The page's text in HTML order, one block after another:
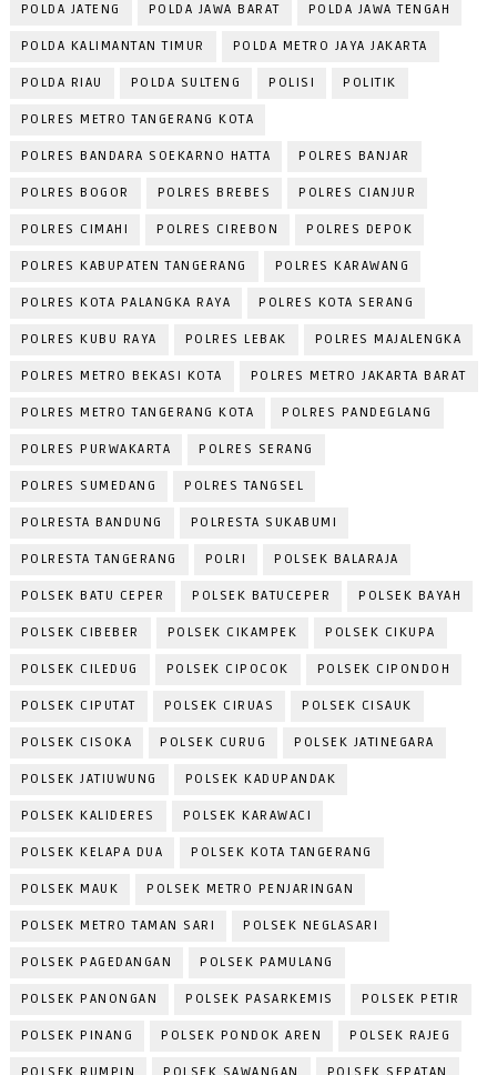
POLDA JATENG POLDA JAWA BARAT POLDA JAWA TENGAH
POLDA KALIMANTAN TIMUR POLDA METRO JAYA JAKARTA
POLDA RIAU POLDA SULTENG POLISI POLITIK
POLRES METRO TANGERANG KOTA
POLRES BANDARA SOEKARNO HATTA POLRES BANJAR
POLRES BOGOR POLRES BREBES POLRES CIANJUR
POLRES CIMAHI POLRES CIREBON POLRES DEPOK
POLRES KABUPATEN TANGERANG POLRES KARAWANG
POLRES KOTA PALANGKA RAYA POLRES KOTA SERANG
POLRES KUBU RAYA POLRES LEBAK POLRES MAJALENGKA
POLRES METRO BEKASI KOTA POLRES METRO JAKARTA BARAT
POLRES METRO TANGERANG KOTA POLRES PANDEGLANG
POLRES PURWAKARTA POLRES SERANG
POLRES SUMEDANG POLRES TANGSEL
POLRESTA BANDUNG POLRESTA SUKABUMI
POLRESTA TANGERANG POLRI POLSEK BALARAJA
POLSEK BATU CEPER POLSEK BATUCEPER POLSEK BAYAH
POLSEK CIBEBER POLSEK CIKAMPEK POLSEK CIKUPA
POLSEK CILEDUG POLSEK CIPOCOK POLSEK CIPONDOH
POLSEK CIPUTAT POLSEK CIRUAS POLSEK CISAUK
POLSEK CISOKA POLSEK CURUG POLSEK JATINEGARA
POLSEK JATIUWUNG POLSEK KADUPANDAK
POLSEK KALIDERES POLSEK KARAWACI
POLSEK KELAPA DUA POLSEK KOTA TANGERANG
POLSEK MAUK POLSEK METRO PENJARINGAN
POLSEK METRO TAMAN SARI POLSEK NEGLASARI
POLSEK PAGEDANGAN POLSEK PAMULANG
POLSEK PANONGAN POLSEK PASARKEMIS POLSEK PETIR
POLSEK PINANG POLSEK PONDOK AREN POLSEK RAJEG